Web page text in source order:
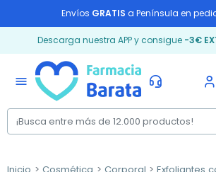
Envíos GRATIS a Península en
Descarga nuestra APP y consigue -3€
menu